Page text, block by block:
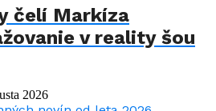
čelí Markíza
v reality šou
2026